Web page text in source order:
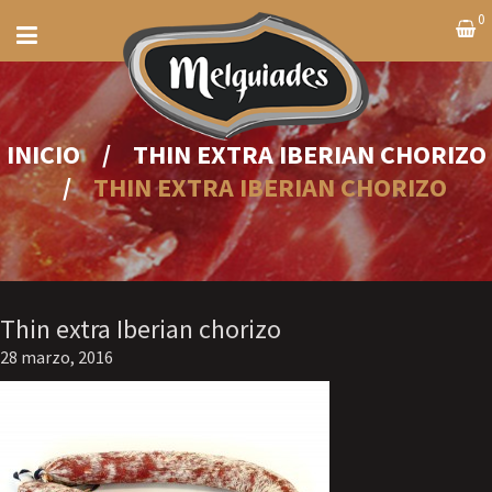
0
INICIO /
THIN EXTRA IBERIAN CHORIZO
/
THIN EXTRA IBERIAN CHORIZO
Thin extra Iberian chorizo
28 marzo, 2016